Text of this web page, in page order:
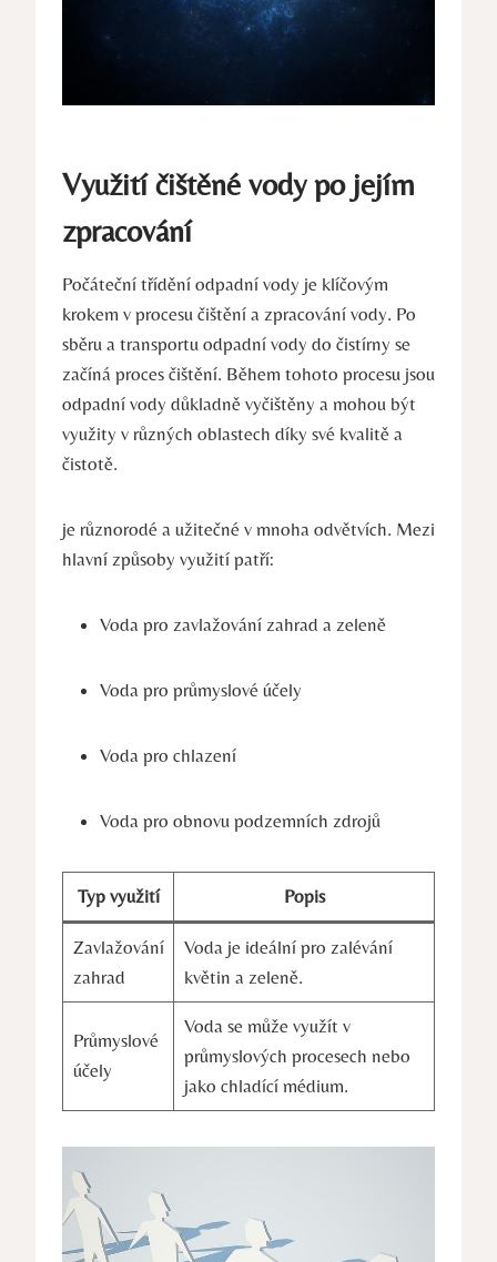
Využití čištěné vody po jejím
zpracování
Počáteční třídění odpadní vody je klíčovým
krokem v procesu čištění a zpracování vody. Po
sběru a transportu odpadní vody do čistírny se
začíná proces čištění. Během tohoto procesu jsou
odpadní vody důkladně vyčištěny a mohou být
využity v různých oblastech díky své kvalitě a
čistotě.
je různorodé a užitečné v mnoha odvětvích. Mezi
hlavní způsoby využití patří:
Voda pro zavlažování zahrad a zeleně
Voda pro průmyslové účely
Voda pro chlazení
Voda pro obnovu podzemních zdrojů
Typ využití Popis
Zavlažování
zahrad
Voda je ideální pro zalévání
květin a zeleně.
Průmyslové
účely
Voda se může využít v
průmyslových procesech nebo
jako chladící médium.